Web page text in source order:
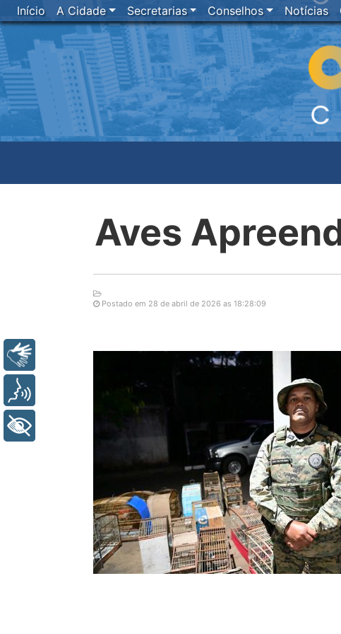
Início A Cidade Secretarias Conselhos Notícias
Aves
Postado em 28 de abril de 2026 as 18:28:09
+ Acessibilidade